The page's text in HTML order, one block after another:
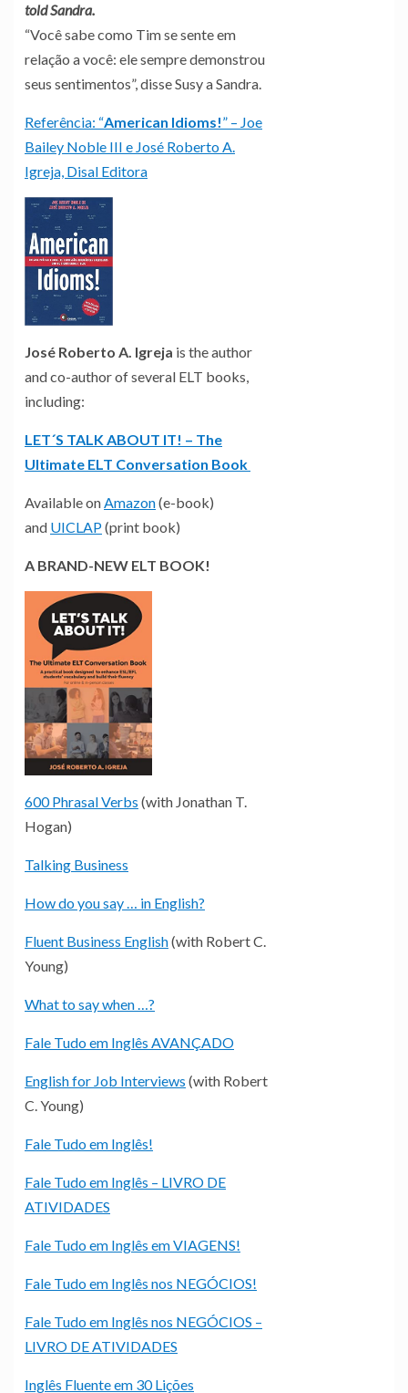
told Sandra.
“Você sabe como Tim se sente em
relação a você: ele sempre demonstrou
seus sentimentos”, disse Susy a Sandra.
Referência: “American Idioms!” – Joe
Bailey Noble III e José Roberto A.
Igreja, Disal Editora
José Roberto A. Igreja is the author
and co-author of several ELT books,
including:
LET´S TALK ABOUT IT! – The
Ultimate ELT Conversation Book
Available onAmazon(e-book)
and UICLAP(print book)
A BRAND-NEW ELT BOOK!
600 Phrasal Verbs (with Jonathan T.
Hogan)
Talking Business
How do you say … in English?
Fluent Business English(with Robert C.
Young)
What to say when …?
Fale Tudo em Inglês AVANÇADO
English for Job Interviews (with Robert
C. Young)
Fale Tudo em Inglês!
Fale Tudo em Inglês – LIVRO DE
ATIVIDADES
Fale Tudo em Inglês em VIAGENS!
Fale Tudo em Inglês nos NEGÓCIOS!
Fale Tudo em Inglês nos NEGÓCIOS –
LIVRO DE ATIVIDADES
Inglês Fluente em 30 Lições